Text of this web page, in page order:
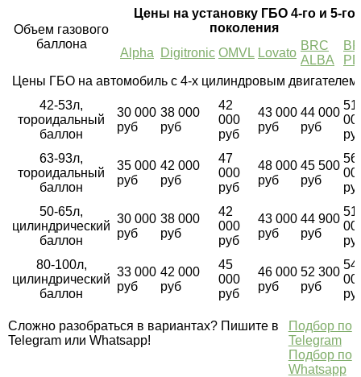
Объем газового
баллона
Цены на установку ГБО 4-го и 5-го
поколения
Alpha
Digitronic OMVL Lovato
BRC
ALBA
PD
Цены ГБО на автомобиль с 4-х цилиндровым двигателем
42-53л,
тороидальный
баллон
30 000
руб
38 000
руб
42
000
руб
43 000
руб
44 000
руб
51
63-93л,
тороидальный
баллон
35 000
руб
42 000
руб
47
000
руб
48 000
руб
45 500
руб
56
50-65л,
цилиндрический
баллон
30 000
руб
38 000
руб
42
000
руб
43 000
руб
44 900
руб
51
80-100л,
цилиндрический
баллон
33 000
руб
42 000
руб
45
000
руб
46 000
руб
52 300
руб
54
Сложно разобраться в вариантах? Пишите в
Telegram или Whatsapp!
Подбор по
Telegram
Подбор по
Whatsapp